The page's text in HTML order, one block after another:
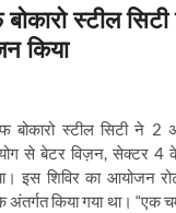
स्टील सिटी
किया
बोकारो स्टील सिटी ने
से बेटर विज़न, सेक्टर 4
इस शिविर का आयोजन
अंतर्गत किया गया था।